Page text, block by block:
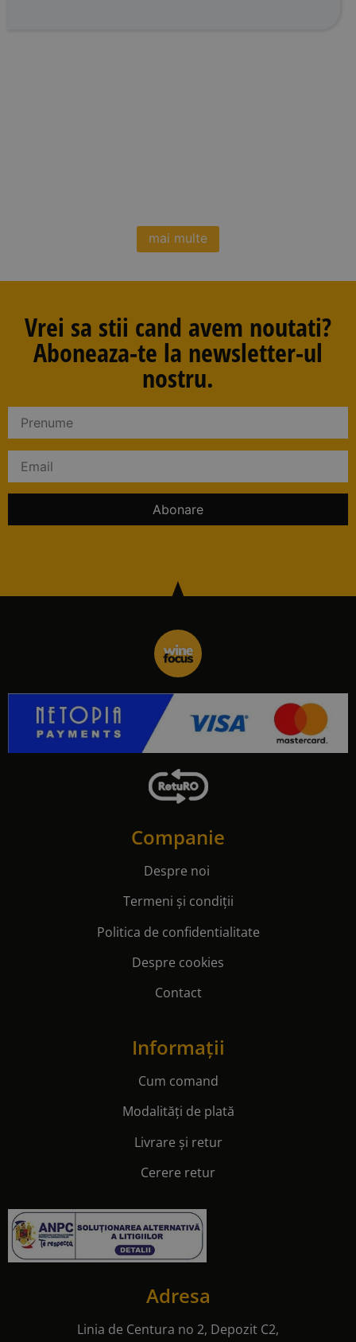
Vrei sa stii cand avem noutati?
Aboneaza-te la newsletter-ul
nostru.
Companie
Despre noi
Termeni și condiții
Politica de confidentialitate
Informații
Cum comand
Livrare și retur
Linia de Centura no 2, Depozit C2,
077175, Stefanestii de Jos, Ilfov
contact@winefocus.ro